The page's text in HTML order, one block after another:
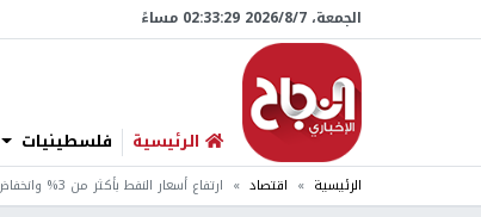
الجمعة، 7/‏8/‏2026 02:33:30 مساءً
الرئيسية فلسطينيات
الرئيسية اقتصاد ارتفاع أسعار النفط بأكثر من 3% وانخفاض الذهب عالميا